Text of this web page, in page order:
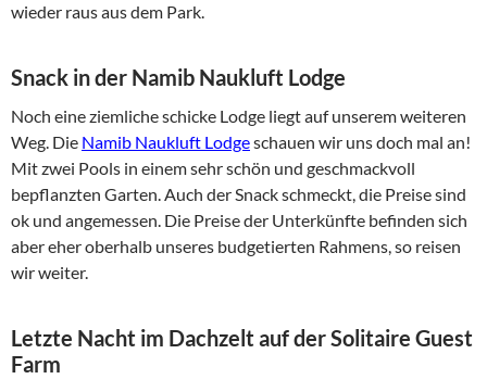
wieder raus aus dem Park.
Snack in der Namib Naukluft Lodge
Noch eine ziemliche schicke Lodge liegt auf unserem weiteren
Weg. Die Namib Naukluft Lodgeschauen wir uns doch mal an!
Mit zwei Pools in einem sehr schön und geschmackvoll
bepflanzten Garten. Auch der Snack schmeckt, die Preise sind
ok und angemessen. Die Preise der Unterkünfte befinden sich
aber eher oberhalb unseres budgetierten Rahmens, so reisen
wir weiter.
Letzte Nacht im Dachzelt auf der Solitaire Guest
Farm